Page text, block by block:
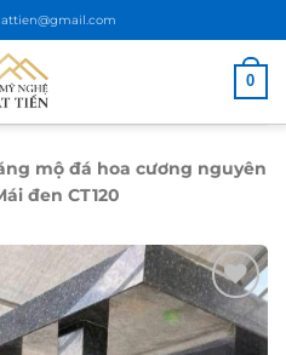
0
mộ đá hoa cương nguyên
đen CT120